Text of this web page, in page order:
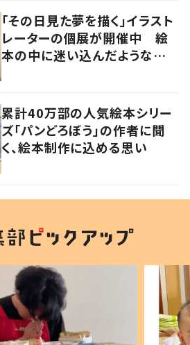
「その日見た夢を描く」イラスト
レーターの個展が開催中 絵
本の中に迷い込んだような想
累計40万部の人気絵本シリー
ズ「パンどろぼう」の作者に聞
く、絵本制作に込める思い